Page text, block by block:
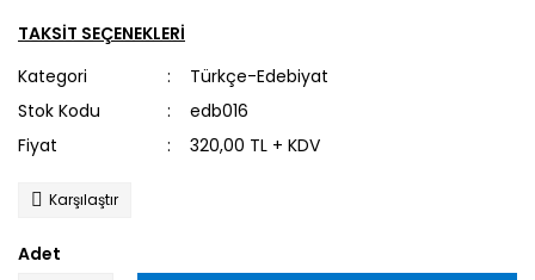
TAKSİT SEÇENEKLERİ
Kategori
Türkçe-Edebiyat
Stok Kodu
edb016
Fiyat
320,00 TL + KDV
Karşılaştır
Adet